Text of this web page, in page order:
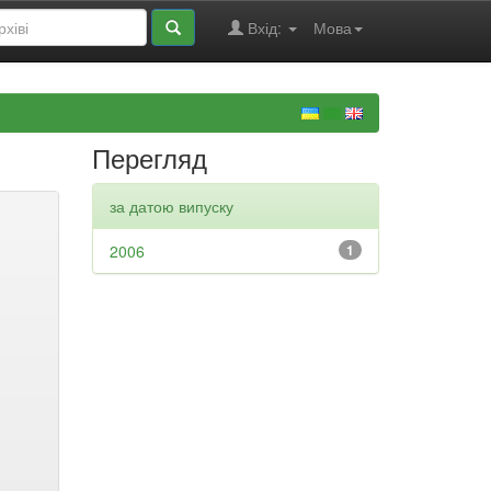
Мова
Вхід:
Перегляд
за датою випуску
1
2006